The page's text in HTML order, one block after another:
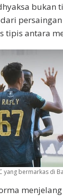
bukan
tipis antara
yang bermarkas di